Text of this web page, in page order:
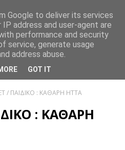
/ ΠΑΙΔΙΚΟ : ΚΑΘΑΡΗ ΗΤΤΑ
: ΚΑΘΑΡΗ
Google to deliver its services
address and user-agent are
performance and security
service, generate usage
address abuse.
GOT IT